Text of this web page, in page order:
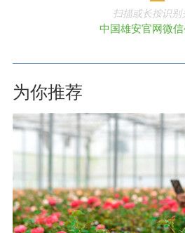
扫描或长按识别
中国雄安官网微
为你推荐